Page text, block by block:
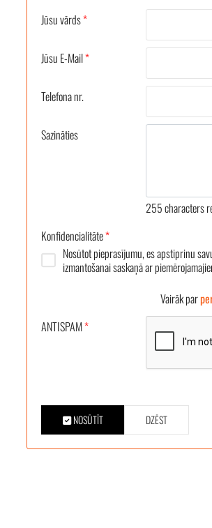
Jūsu vārds*
Jūsu E-Mail*
Telefona nr.
Sazināties
255characters
Konfidencialitāte*
Nosūtot pieprasījumu, es apstiprinu
izmantošanai saskaņā ar
Vairāk par
ANTISPAM*
NOSŪTĪT DZĒST